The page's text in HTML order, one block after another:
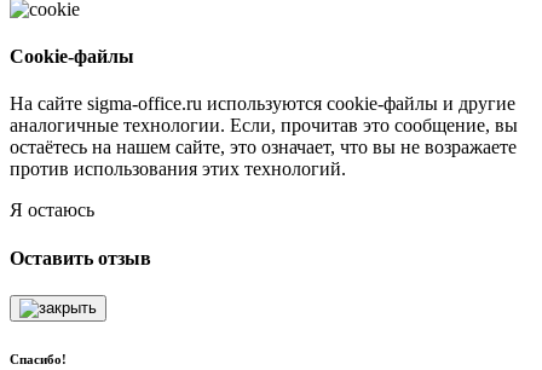
Cookie-файлы
На сайте sigma-office.ru используются cookie-файлы и другие
аналогичные технологии. Если, прочитав это сообщение, вы
остаётесь на нашем сайте, это означает, что вы не возражаете
против использования этих технологий.
Я остаюсь
Оставить отзыв
Спасибо!